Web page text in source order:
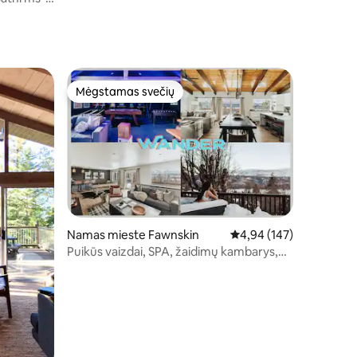
Mėgstamas svečių
Mėgstamas svečių
Namas mieste Fawnskin Vidutinis įvertinimas:
4,94 (147)
Puikūs vaizdai, SPA, žaidimų kambarys,